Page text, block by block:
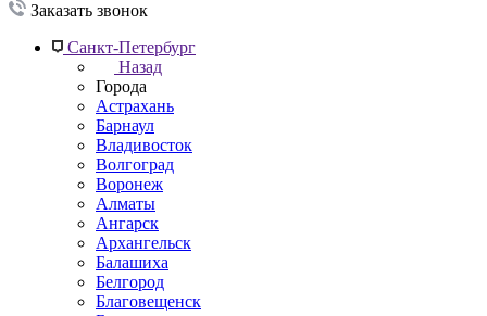
Заказать звонок
Санкт-Петербург
Назад
Города
Астрахань
Барнаул
Владивосток
Волгоград
Воронеж
Алматы
Ангарск
Архангельск
Балашиха
Белгород
Благовещенск